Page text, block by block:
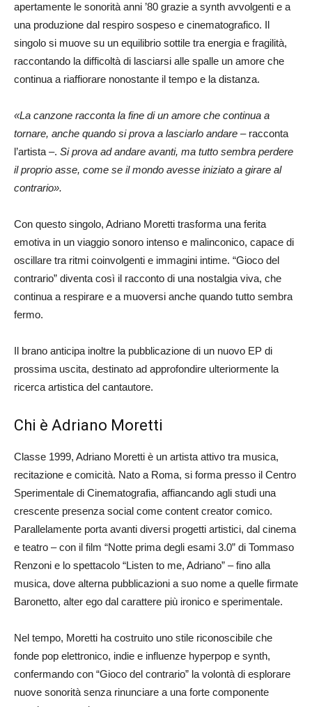
apertamente le sonorità anni ’80 grazie a synth avvolgenti e a
una produzione dal respiro sospeso e cinematografico. Il
singolo si muove su un equilibrio sottile tra energia e fragilità,
raccontando la difficoltà di lasciarsi alle spalle un amore che
continua a riaffiorare nonostante il tempo e la distanza.
«La canzone racconta la fine di un amore che continua a
tornare, anche quando si prova a lasciarlo andare – racconta
l’artista –. Si prova ad andare avanti, ma tutto sembra perdere
il proprio asse, come se il mondo avesse iniziato a girare al
contrario».
Con questo singolo, Adriano Moretti trasforma una ferita
emotiva in un viaggio sonoro intenso e malinconico, capace di
oscillare tra ritmi coinvolgenti e immagini intime. “Gioco del
contrario” diventa così il racconto di una nostalgia viva, che
continua a respirare e a muoversi anche quando tutto sembra
fermo.
Il brano anticipa inoltre la pubblicazione di un nuovo EP di
prossima uscita, destinato ad approfondire ulteriormente la
ricerca artistica del cantautore.
Chi è Adriano Moretti
Classe 1999, Adriano Moretti è un artista attivo tra musica,
recitazione e comicità. Nato a Roma, si forma presso il Centro
Sperimentale di Cinematografia, affiancando agli studi una
crescente presenza social come content creator comico.
Parallelamente porta avanti diversi progetti artistici, dal cinema
e teatro – con il film “Notte prima degli esami 3.0” di Tommaso
Renzoni e lo spettacolo “Listen to me, Adriano” – fino alla
musica, dove alterna pubblicazioni a suo nome a quelle firmate
Baronetto, alter ego dal carattere più ironico e sperimentale.
Nel tempo, Moretti ha costruito uno stile riconoscibile che
fonde pop elettronico, indie e influenze hyperpop e synth,
confermando con “Gioco del contrario” la volontà di esplorare
nuove sonorità senza rinunciare a una forte componente